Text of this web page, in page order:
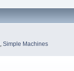
,Simple Machines